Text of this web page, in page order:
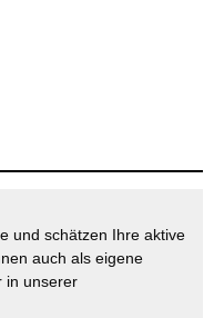
und schätzen Ihre aktive
auch als eigene
in unserer